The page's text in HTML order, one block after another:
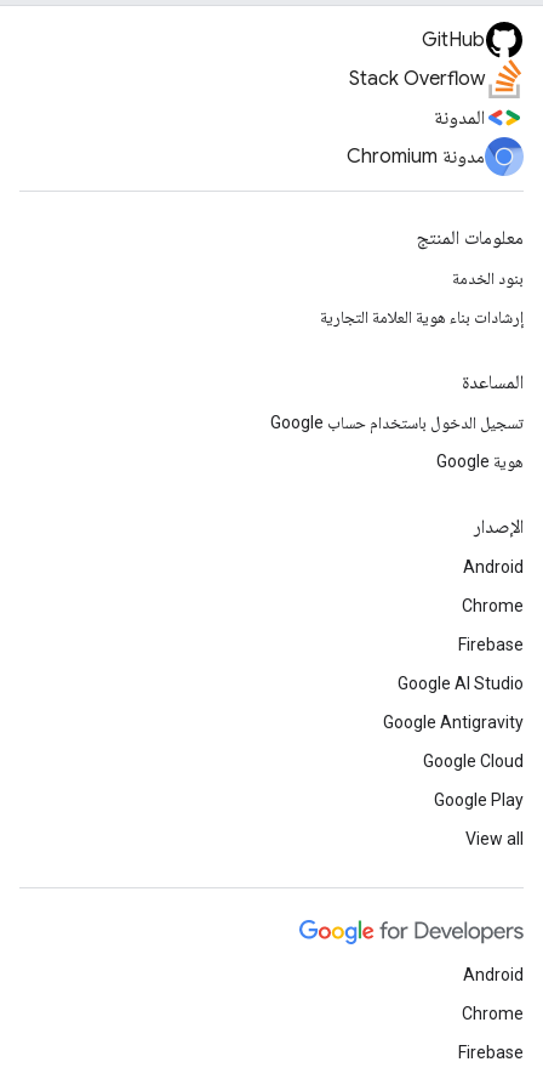
GitHub
Stack Overflow
المدونة
مدونة Chromium
معلومات المنتج
بنود الخدمة
إرشادات بناء هوية العلامة التجارية
المساعدة
تسجيل الدخول باستخدام حساب Google
هوية Google
الإصدار
Android
Chrome
Firebase
Google AI Studio
Google Antigravity
Google Cloud
Google Play
View all
Android
Chrome
Firebase